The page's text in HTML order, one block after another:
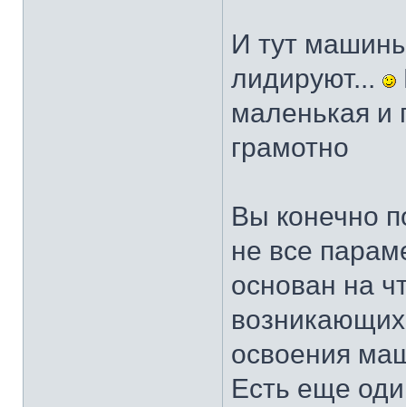
И тут
лидируют...
маленькая и
грамотно
Вы конечно
не все
основан на
освоения
Есть еще